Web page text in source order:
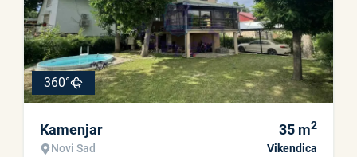
360°
Kamenjar
Novi Sad
35 m2
Vikendica